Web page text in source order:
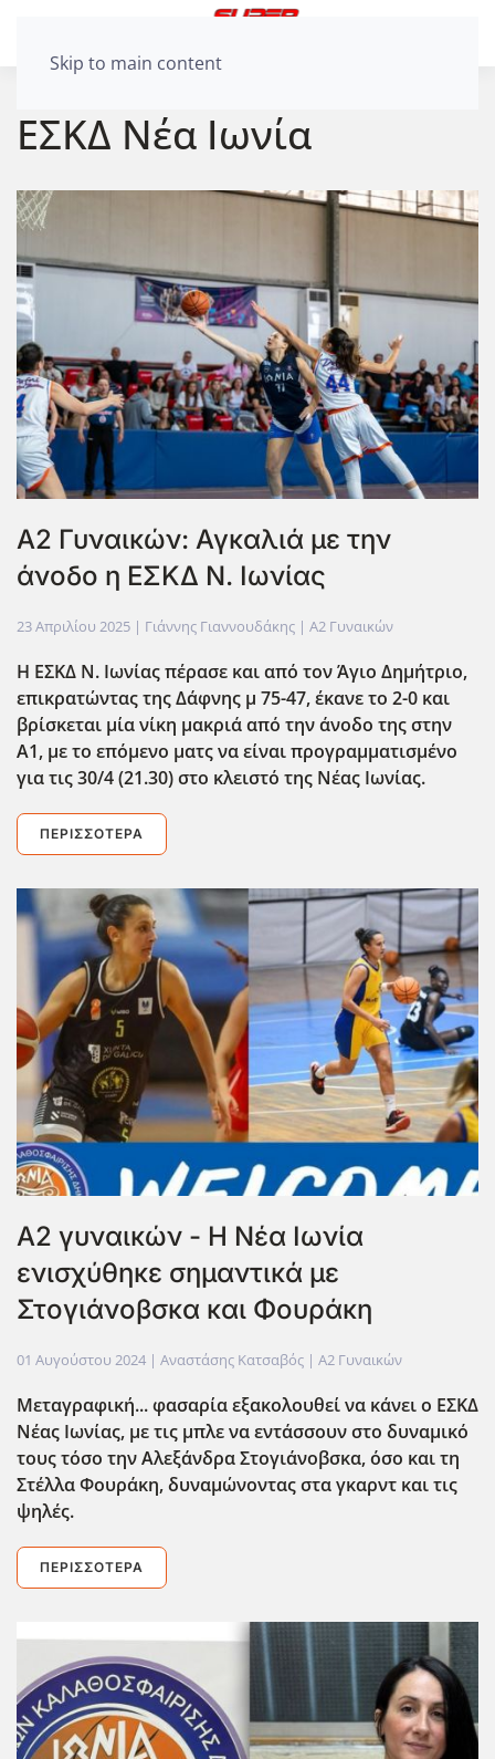
Skip to main content
ΕΣΚΔ Νέα Ιωνία
Α2 Γυναικών: Αγκαλιά με την
άνοδο η ΕΣΚΔ Ν. Ιωνίας
23 Απριλίου 2025 | Γιάννης Γιαννουδάκης | Α2 Γυναικών
Η ΕΣΚΔ Ν. Ιωνίας πέρασε και από τον Άγιο Δημήτριο,
επικρατώντας της Δάφνης μ 75-47, έκανε το 2-0 και
βρίσκεται μία νίκη μακριά από την άνοδο της στην
Α1, με το επόμενο ματς να είναι προγραμματισμένο
για τις 30/4 (21.30) στο κλειστό της Νέας Ιωνίας.
ΠΕΡΙΣΣΌΤΕΡΑ
Α2 γυναικών - Η Νέα Ιωνία
ενισχύθηκε σημαντικά με
Στογιάνοβσκα και Φουράκη
01 Αυγούστου 2024 | Αναστάσης Κατσαβός | Α2 Γυναικών
Μεταγραφική... φασαρία εξακολουθεί να κάνει ο ΕΣΚΔ
Νέας Ιωνίας, με τις μπλε να εντάσσουν στο δυναμικό
τους τόσο την Αλεξάνδρα Στογιάνοβσκα, όσο και τη
Στέλλα Φουράκη, δυναμώνοντας στα γκαρντ και τις
ψηλές.
ΠΕΡΙΣΣΌΤΕΡΑ